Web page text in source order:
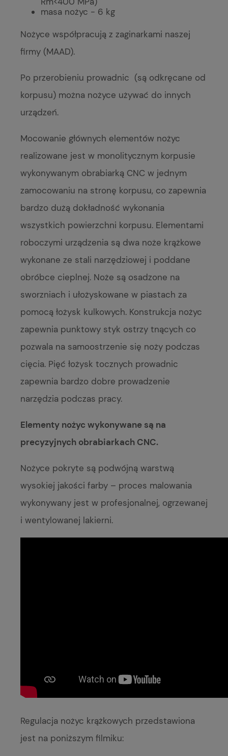
masa nożyc - 6 kg
Nożyce współpracują z zaginarkami naszej
firmy (MAAD).
Po przerobieniu prowadnic (są odkręcane od
korpusu) można nożyce używać do innych
urządzeń.
Mocowanie głównych elementów nożyc
realizowane jest w monolitycznym korpusie
wykonywanym obrabiarką CNC w jednym
zamocowaniu na stronę korpusu, co zapewnia
bardzo dużą dokładność wykonania
wszystkich powierzchni korpusu. Elementami
roboczymi urządzenia są dwa noże krążkowe
wykonane ze stali narzędziowej i poddane
obróbce cieplnej. Noże są osadzone na
sworzniach i ułożyskowane w piastach za
pomocą łożysk kulkowych. Konstrukcja nożyc
zapewnia punktowy styk ostrzy tnących co
pozwala na samoostrzenie się noży podczas
cięcia. Pięć łożysk tocznych prowadnic
zapewnia bardzo dobre prowadzenie
narzędzia podczas pracy.
Elementy nożyc wykonywane są na
precyzyjnych obrabiarkach CNC.
Nożyce pokryte są podwójną warstwą
wysokiej jakości farby – proces malowania
wykonywany jest w profesjonalnej, ogrzewanej
i wentylowanej lakierni.
Regulacja nożyc krążkowych przedstawiona
jest na poniższym filmiku: